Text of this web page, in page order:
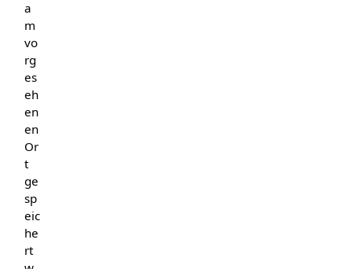
a
m
vo
rg
es
eh
en
en
Or
t
ge
sp
eic
he
rt